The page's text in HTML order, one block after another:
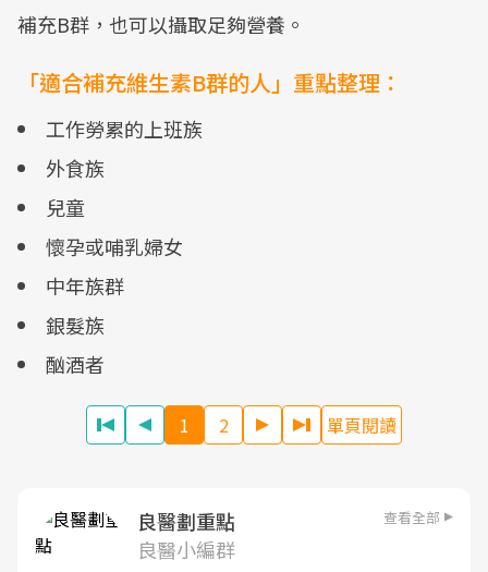
補充B群，也可以攝取足夠營養。
「適合補充維生素B群的人」重點整理：
工作勞累的上班族
外食族
兒童
懷孕或哺乳婦女
中年族群
銀髮族
酗酒者
1 2 單頁閱讀
良醫劃重點 查看全部
良醫小編群